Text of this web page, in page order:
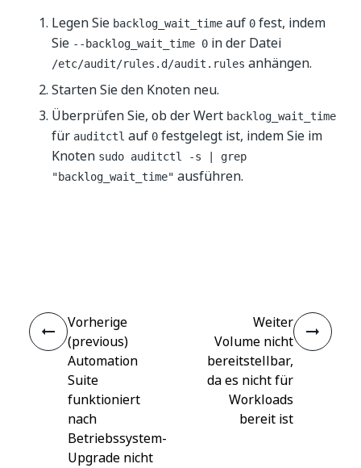
Legen Sie backlog_wait_time auf 0 fest, indem
Sie --backlog_wait_time 0 in der Datei
/etc/audit/rules.d/audit.rules anhängen.
Starten Sie den Knoten neu.
Überprüfen Sie, ob der Wert backlog_wait_time
für auditctl auf 0 festgelegt ist, indem Sie im
Knoten sudo auditctl -s | grep
"backlog_wait_time" ausführen.
Vorherige
(previous)
Automation
Suite
funktioniert
nach
Betriebssystem-
Upgrade nicht
Weiter
Volume nicht
bereitstellbar,
da es nicht für
Workloads
bereit ist